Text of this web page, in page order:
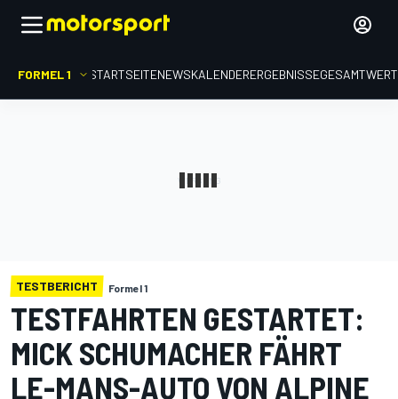
FORMEL 1 STARTSEITENEWSKALENDERERGEBNISSE
TESTBERICHT Formel 1
TESTFAHRTEN GESTARTET:
MICK SCHUMACHER FÄHRT
LE-MANS-AUTO VON ALPINE